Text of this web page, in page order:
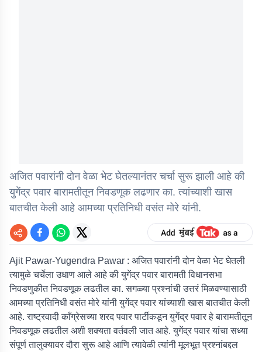
अजित पवारांनी दोन वेळा भेट घेतल्यानंतर चर्चा सुरू झाली आहे की
युगेंद्र पवार बारामतीतून निवडणूक लढणार का. त्यांच्याशी खास
बातचीत केली आहे आमच्या प्रतिनिधी वसंत मोरे यांनी.
Ajit Pawar-Yugendra Pawar : अजित पवारांनी दोन वेळा भेट घेतली
त्यामुळे चर्चेला उधाण आले आहे की युगेंद्र पवार बारामती विधानसभा
निवडणुकीत निवडणूक लढतील का. सगळ्या प्रश्नांची उत्तरं मिळवण्यासाठी
आमच्या प्रतिनिधी वसंत मोरे यांनी युगेंद्र पवार यांच्याशी खास बातचीत केली
आहे. राष्ट्रवादी काँग्रेसच्या शरद पवार पार्टीकडून युगेंद्र पवार हे बारामतीतून
निवडणूक लढतील अशी शक्यता वर्तवली जात आहे. युगेंद्र पवार यांचा सध्या
संपूर्ण तालुक्यावर दौरा सुरू आहे आणि त्यावेळी त्यांनी मूलभूत प्रश्नांबद्दल